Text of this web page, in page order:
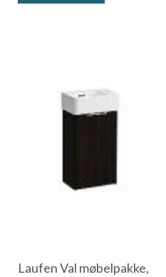
Laufen Val møbelpakke,